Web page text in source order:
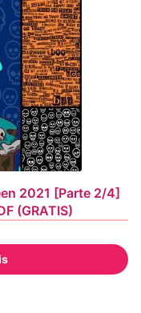
2021 [Parte 2/4]
(GRATIS)